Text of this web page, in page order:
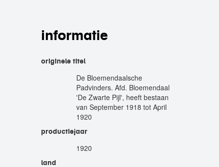
informatie
originele titel
De Bloemendaalsche
Padvinders. Afd. Bloemendaal
'De Zwarte Pijl', heeft bestaan
van September 1918 tot April
1920
productiejaar
1920
land